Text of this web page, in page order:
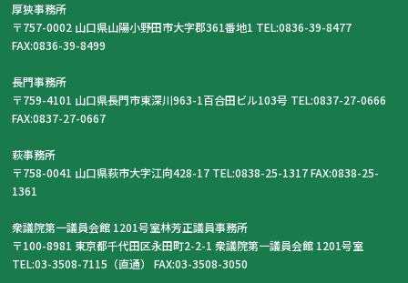
厚狭事務所
〒757-0002 山口県山陽小野田市大字郡361番地1 TEL:0836-39-8477
FAX:0836-39-8499
長門事務所
〒759-4101 山口県長門市東深川963-1百合田ビル103号 TEL:0837-27-0666
FAX:0837-27-0667
萩事務所
〒758-0041 山口県萩市大字江向428-17 TEL:0838-25-1317 FAX:0838-25-
1361
衆議院第一議員会館 1201号室林芳正議員事務所
〒100-8981 東京都千代田区永田町2-2-1 衆議院第一議員会館 1201号室
TEL:03-3508-7115（直通） FAX:03-3508-3050